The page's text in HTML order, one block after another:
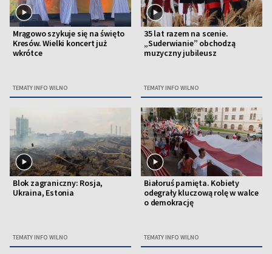
Mrągowo szykuje się na święto
Kresów. Wielki koncert już
wkrótce
TEMATY INFO WILNO
35 lat razem na scenie.
„Suderwianie” obchodzą
muzyczny jubileusz
TEMATY INFO WILNO
Blok zagraniczny: Rosja,
Ukraina, Estonia
TEMATY INFO WILNO
Białoruś pamięta. Kobiety
odegrały kluczową rolę w walce
o demokrację
TEMATY INFO WILNO